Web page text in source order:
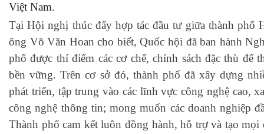
Việt Nam.
Tại Hội nghị thúc đẩy hợp tác đầu tư giữa thành phố
ông Võ Văn Hoan cho biết, Quốc hội đã ban hành
phố được thí điểm các cơ chế, chính sách đặc thù để
bền vững. Trên cơ sở đó, thành phố đã xây dựng
phát triển, tập trung vào các lĩnh vực công nghệ cao,
công nghệ thông tin; mong muốn các doanh nghiệp
Thành phố cam kết luôn đồng hành, hỗ trợ và tạo mọi